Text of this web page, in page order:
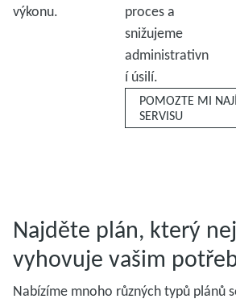
výkonu.
proces a
snižujeme
administrativn
í úsilí.
POMOZTE MI
SERVISU
Najděte plán, který
vyhovuje vašim
Nabízíme mnoho různých typů plánů